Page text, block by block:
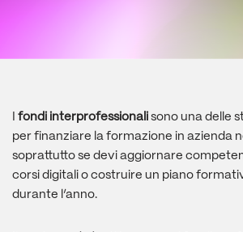
fondi interprofessionali sono una delle
per finanziare la formazione in azienda
soprattutto se devi aggiornare
corsi digitali o costruire un piano
durante l’anno.